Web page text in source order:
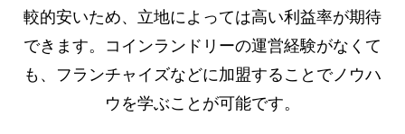
較的安いため、立地によっては高い利益率が期待
できます。コインランドリーの運営経験がなくて
も、フランチャイズなどに加盟することでノウハ
ウを学ぶことが可能です。